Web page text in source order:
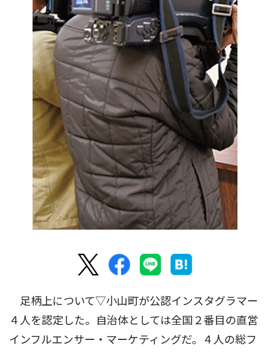
足柄上について▽小山町が公認インスタグラマー
４人を認定した。自治体としては全国２番目の直営
インフルエンサー・マーケティングだ。４人の総フ